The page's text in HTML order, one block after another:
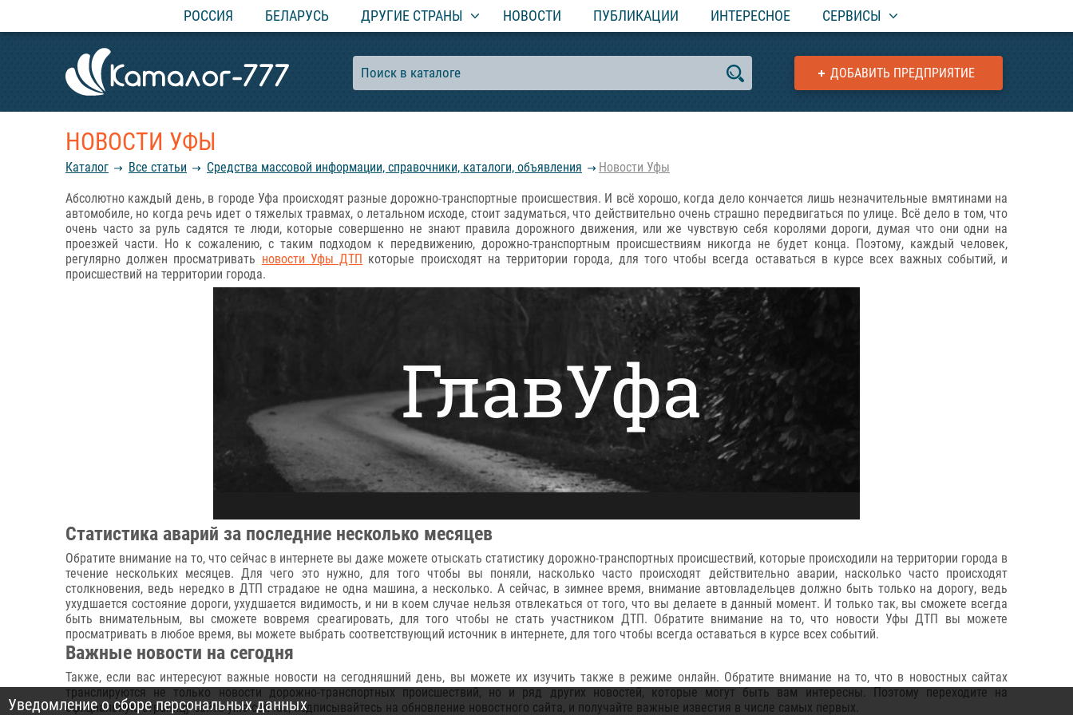
РОССИЯ БЕЛАРУСЬ ДРУГИЕ СТРАНЫ НОВОСТИ ПУБЛИКАЦИИ ИНТЕРЕСНОЕ СЕРВИСЫ
ДОБАВИТЬ ПРЕДПРИЯТИЕ
НОВОСТИ УФЫ
Каталог Все статьи Средства массовой информации, справочники, каталоги, объявления Новости Уфы
Абсолютно каждый день, в городе Уфа происходят разные дорожно-транспортные происшествия. И всё хорошо, когда дело кончается лишь незначительные вмятинами на
автомобиле, но когда речь идет о тяжелых травмах, о летальном исходе, стоит задуматься, что действительно очень страшно передвигаться по улице. Всё дело в том, что
очень часто за руль садятся те люди, которые совершенно не знают правила дорожного движения, или же чувствую себя королями дороги, думая что они одни на
проезжей части. Но к сожалению, с таким подходом к передвижению, дорожно-транспортным происшествиям никогда не будет конца. Поэтому, каждый человек,
регулярно должен просматривать новости Уфы ДТП которые происходят на территории города, для того чтобы всегда оставаться в курсе всех важных событий, и
происшествий на территории города.
Статистика аварий за последние несколько месяцев
Обратите внимание на то, что сейчас в интернете вы даже можете отыскать статистику дорожно-транспортных происшествий, которые происходили на территории города в
течение нескольких месяцев. Для чего это нужно, для того чтобы вы поняли, насколько часто происходят действительно аварии, насколько часто происходят
столкновения, ведь нередко в ДТП страдаюе не одна машина, а несколько. А сейчас, в зимнее время, внимание автовладельцев должно быть только на дорогу, ведь
ухудшается состояние дороги, ухудшается видимость, и ни в коем случае нельзя отвлекаться от того, что вы делаете в данный момент. И только так, вы сможете всегда
быть внимательным, вы сможете вовремя среагировать, для того чтобы не стать участником ДТП. Обратите внимание на то, что новости Уфы ДТП вы можете
просматривать в любое время, вы можете выбрать соответствующий источник в интернете, для того чтобы всегда оставаться в курсе всех событий.
Важные новости на сегодня
Также, если вас интересуют важные новости на сегодняшний день, вы можете их изучить также в режиме онлайн. Обратите внимание на то, что в новостных сайтах
транслируются не только новости дорожно-транспортных происшествий, но и ряд других новостей, которые могут быть вам интересны. Поэтому переходите на
официальную страницу сайта уже сейчас, подписывайтесь на обновление новостного сайта, и получайте важные известия в числе самых первых.
Уведомление о сборе персональных данных